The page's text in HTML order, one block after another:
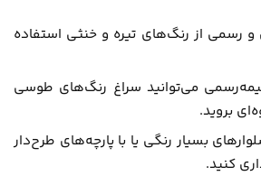
رسمی از رنگ‌های تیره و خنثی استفاده
می‌توانید سراغ رنگ‌های طوسی
بروید.
بسیار رنگی یا با پارچه‌های طرح‌دار
کنید.